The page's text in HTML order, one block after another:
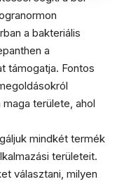
a bakteriális
a
támogatja. Fontos
területe, ahol
mindkét termék
területeit.
választani, milyen